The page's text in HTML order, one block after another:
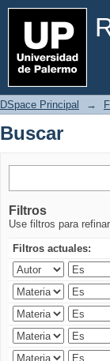
Buscar
DSpace Principal →
Buscar
Filtros
Use filtros para
Filtros actuales: